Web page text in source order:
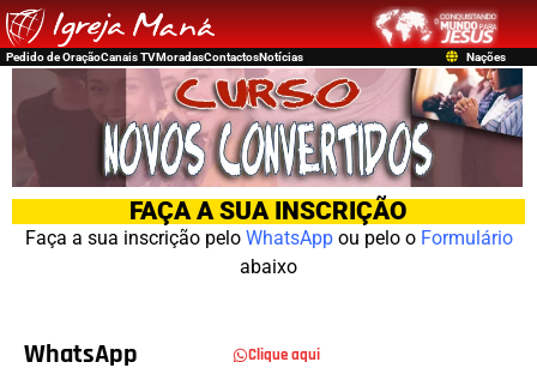
Pedido de OraçãoCanais TVMoradasContactosNotícias Nações
FAÇA A SUA INSCRIÇÃO
Faça a sua inscrição pelo WhatsAppou pelo o Formulário
abaixo
WhatsApp Clique aqui